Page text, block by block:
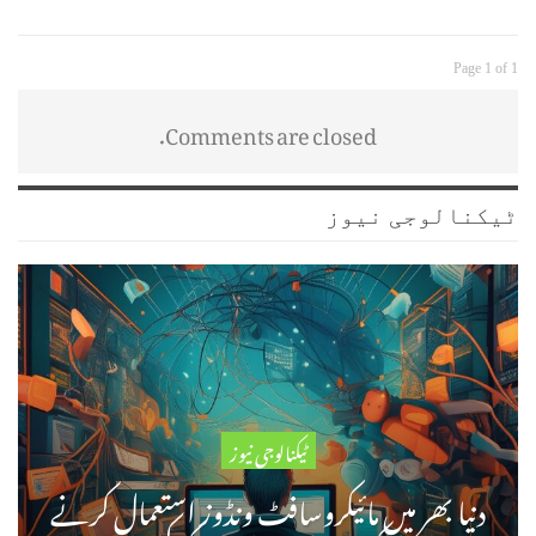
Page 1 of 1
Comments are closed.
ٹیکنالوجی نیوز
ٹیکنالوجی نیوز
دنیا بھر میں مائیکروسافٹ ونڈوز استعمال کرنے